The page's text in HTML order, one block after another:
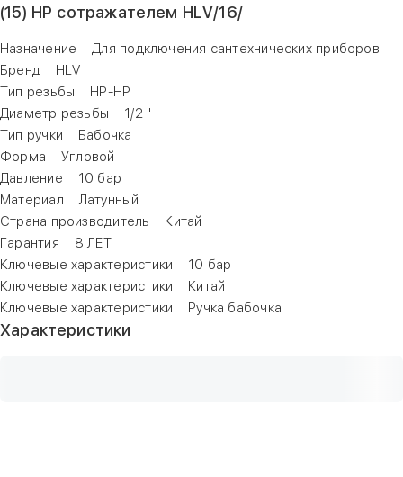
(15) НР сотражателем HLV/16/
Назначение Для подключения сантехнических приборов
Бренд HLV
Тип резьбы НР-НР
Диаметр резьбы 1/2 "
Тип ручки Бабочка
Форма Угловой
Давление 10 бар
Материал Латунный
Страна производитель Китай
Гарантия 8 ЛЕТ
Ключевые характеристики 10 бар
Ключевые характеристики Китай
Ключевые характеристики Ручка бабочка
Характеристики